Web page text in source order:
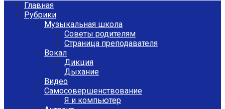
Главная
Рубрики
Музыкальная школа
Советы родителям
Страница преподавателя
Вокал
Дикция
Дыхание
Видео
Самосовершенствование
Я и компьютер